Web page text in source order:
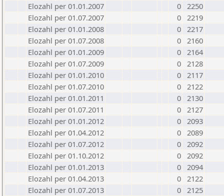
Elozahl per 01.01.2007
0 2250
Elozahl per 01.07.2007
0 2219
Elozahl per 01.01.2008
0 2217
Elozahl per 01.07.2008
0 2160
Elozahl per 01.01.2009
0 2164
Elozahl per 01.07.2009
0 2128
Elozahl per 01.01.2010
0 2117
Elozahl per 01.07.2010
0 2122
Elozahl per 01.01.2011
0 2130
Elozahl per 01.07.2011
0 2127
Elozahl per 01.01.2012
0 2093
Elozahl per 01.04.2012
0 2089
Elozahl per 01.07.2012
0 2092
Elozahl per 01.10.2012
0 2092
Elozahl per 01.01.2013
0 2094
Elozahl per 01.04.2013
0 2122
Elozahl per 01.07.2013
0 2125